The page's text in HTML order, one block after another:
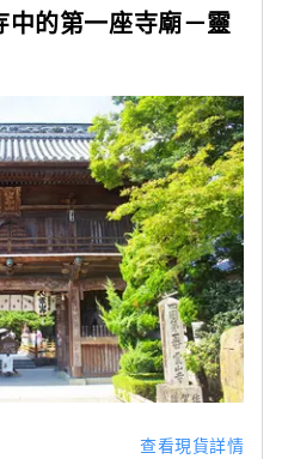
中的第一座寺廟－靈
查看現貨詳情